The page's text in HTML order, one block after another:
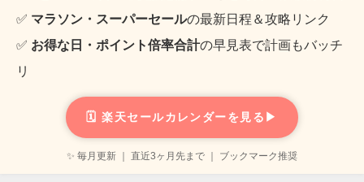
✅ マラソン・スーパーセールの最新日程＆攻略リンク
✅ お得な日・ポイント倍率合計の早見表で計画もバッチ
リ
🗓️ 楽天セールカレンダーを見る▶
✨ 毎月更新 ｜ 直近3ヶ月先まで ｜ ブックマーク推奨